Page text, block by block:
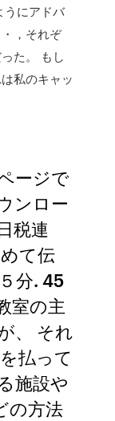
うにアドバ
，それぞ
た。 もし
私のキャッ
ージで
ンロー
税連
て伝
分. 45
室の主
、 それ
払って
施設や
の方法